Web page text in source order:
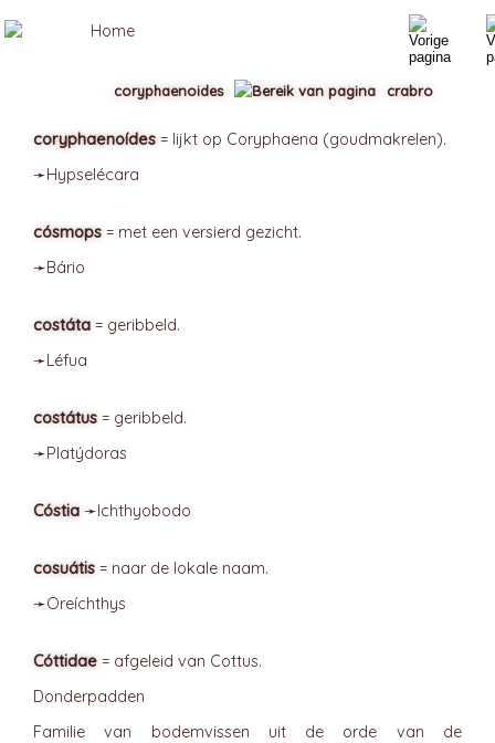
coryphaenoídes = lijkt op Coryphaena (goudmakrelen).
➛Hypselécara
cósmops = met een versierd gezicht.
➛Bário
costáta = geribbeld.
➛Léfua
costátus = geribbeld.
➛Platýdoras
Cóstia ➛Ichthyobodo
cosuátis = naar de lokale naam.
➛Oreíchthys
Cóttidae = afgeleid van Cottus.
Donderpadden
Familie van bodemvissen uit de orde van de
coryphaenoides crabro